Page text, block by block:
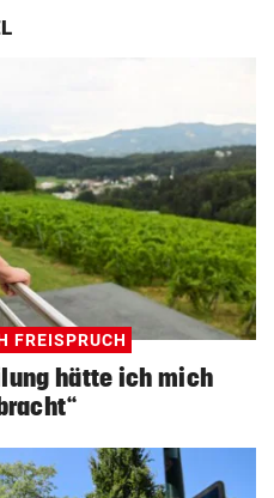
FREISPRUCH
hätte ich mich